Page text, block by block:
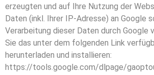
erzeugten und auf Ihre Nutzung der
Daten (inkl. Ihrer IP-Adresse) an Google
Verarbeitung dieser Daten durch Google
Sie das unter dem folgenden Link
herunterladen und installieren:
https://tools.google.com/dlpage/